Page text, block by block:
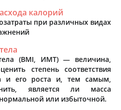
калорий
при различных видах
(BMI, ИМТ) — величина,
степень соответствия
и его роста и, тем самым,
является ли масса
или избыточной.